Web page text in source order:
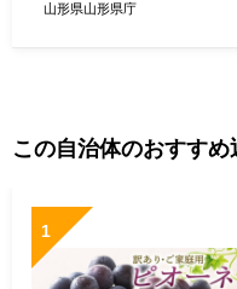
山形県山形県庁
この自治体のおすすめ
1